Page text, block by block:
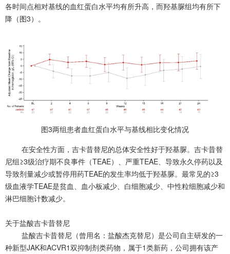
各时间点相对基线的血红蛋白水平均有所升高，而羟基脲组均有所下
降（图3）。
图3两组患者血红蛋白水平与基线相比变化情况
在安全性方面，吉卡昔替尼的总体安全性好于羟基脲。吉卡昔替
尼组≥3级治疗期不良事件（TEAE）、严重TEAE、导致永久停药以及
导致剂量减少或暂停用药TEAE的发生率均低于羟基脲。最常见的≥3
级血液学TEAE是贫血、血小板减少、白细胞减少、中性粒细胞减少和
淋巴细胞计数减少。
关于盐酸吉卡昔替尼
盐酸吉卡昔替尼（曾用名：盐酸杰克替尼）是公司自主研发的一
种新型JAK和ACVR1双抑制剂类药物，属于1类新药，公司拥有该产